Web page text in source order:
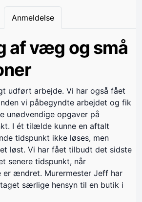
Anmeldelse
af væg og små
udført arbejde. Vi har også fået
vi påbegyndte arbejdet og fik
opgaver på
I ét tilælde kunne en aftalt
tidspunkt ikke løses, men
løst. Vi har fået tilbudt det sidste
senere tidspunkt, når
ændret. Murermester Jeff har
særlige hensyn til en butik i